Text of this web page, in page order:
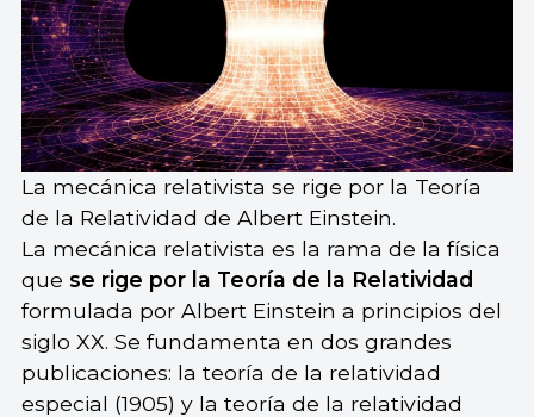
La mecánica relativista se rige por la Teoría
de la Relatividad de Albert Einstein.
La mecánica relativista es la rama de la física
que se rige por la Teoría de la Relatividad
formulada por Albert Einstein a principios del
siglo XX. Se fundamenta en dos grandes
publicaciones: la teoría de la relatividad
especial (1905) y la teoría de la relatividad